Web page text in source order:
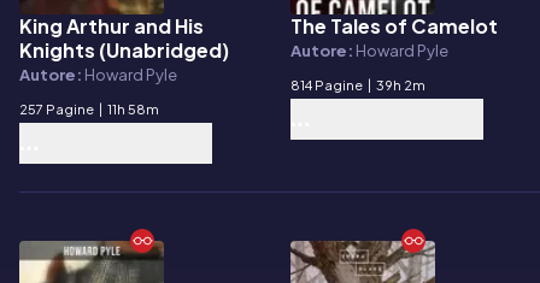
E-book
King Arthur and His
Knights (Unabridged)
Autore: Howard Pyle
257 Pagine | 11h 58m
E-book
The Tales of Camelot
Autore: Howard Pyle
814 Pagine | 39h 2m